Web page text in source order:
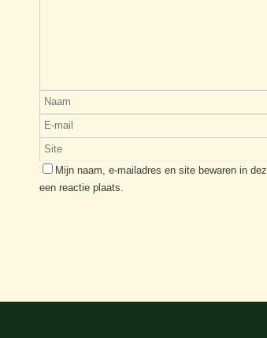
Mijn naam, e-mailadres en site bewaren in
een reactie plaats.